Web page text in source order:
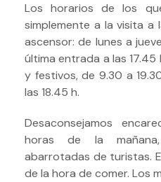
Los horarios de los
simplemente a la visita a
ascensor: de lunes a
última entrada a las
y festivos, de 9.30 a
las 18.45 h.
Desaconsejamos
horas de la
abarrotadas de turistas.
de la hora de comer. Los